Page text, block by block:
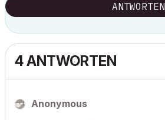
ANTWORTEN
4 ANTWORTEN
Anonymous